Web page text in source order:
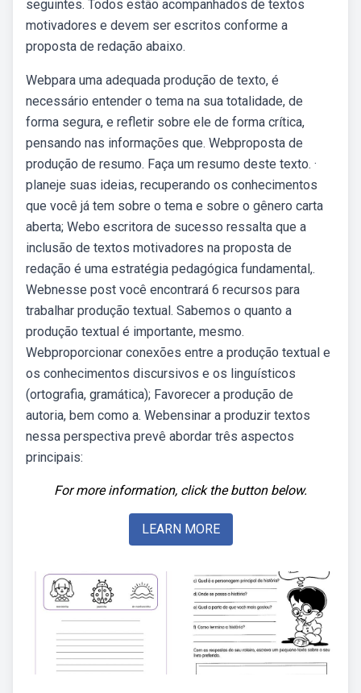
seguintes. Todos estão acompanhados de textos
motivadores e devem ser escritos conforme a
proposta de redação abaixo.
Webpara uma adequada produção de texto, é
necessário entender o tema na sua totalidade, de
forma segura, e refletir sobre ele de forma crítica,
pensando nas informações que. Webproposta de
produção de resumo. Faça um resumo deste texto. ·
planeje suas ideias, recuperando os conhecimentos
que você já tem sobre o tema e sobre o gênero carta
aberta; Webo escritora de sucesso ressalta que a
inclusão de textos motivadores na proposta de
redação é uma estratégia pedagógica fundamental,.
Webnesse post você encontrará 6 recursos para
trabalhar produção textual. Sabemos o quanto a
produção textual é importante, mesmo.
Webproporcionar conexões entre a produção textual e
os conhecimentos discursivos e os linguísticos
(ortografia, gramática); Favorecer a produção de
autoria, bem como a. Webensinar a produzir textos
nessa perspectiva prevê abordar três aspectos
principais:
For more information, click the button below.
LEARN MORE